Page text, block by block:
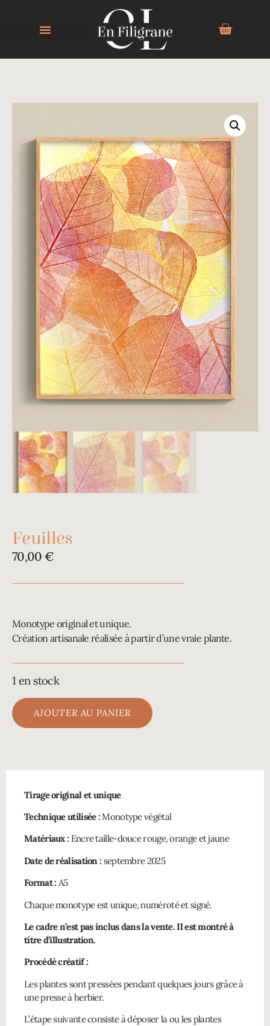
Feuilles
70,00 €
Monotype original et unique.
Création artisanale réalisée à partir d’une vraie plante.
1 en stock
AJOUTER AU PANIER
Tirage original et unique
Technique utilisée :Monotype végétal
Matériaux : Encre taille-douce rouge, orange et jaune
Date de réalisation : septembre 2025
Format : A5
Chaque monotype est unique, numéroté et signé.
Le cadre n’est pas inclus dans la vente. Il est montré à
titre d’illustration.
Procédé créatif :
Les plantes sont pressées pendant quelques jours grâce à
une presse à herbier.
L’étape suivante consiste à déposer la ou les plantes